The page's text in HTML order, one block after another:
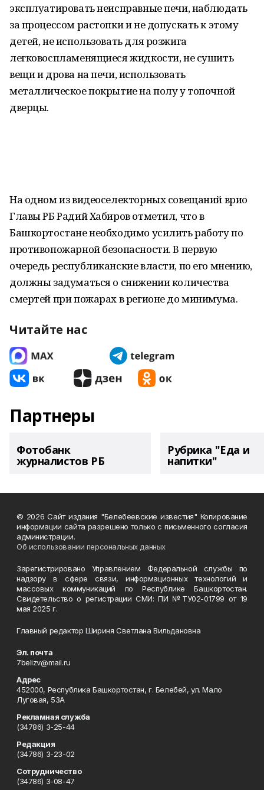
эксплуатировать неисправные печи, наблюдать
за процессом растопки и не допускать к этому
детей, не использовать для розжига
легковоспламенящиеся жидкости, не сушить
вещи и дрова на печи, использовать
металлическое покрытие на полу у топочной
дверцы.
На одном из видеоселекторных совещаний врио
Главы РБ Радий Хабиров отметил, что в
Башкортостане необходимо усилить работу по
противопожарной безопасности. В первую
очередь республиканские власти, по его мнению,
должны задуматься о снижении количества
смертей при пожарах в регионе до минимума.
Читайте нас
Партнеры
Фотобанк
журналистов РБ
Рубрика "Еда и
напитки"
© 2026 Сайт издания "Белебеевские известия" Копирование
информации сайта разрешено только с письменного согласия
администрации.
Об использовании персональных данных
Зарегистрировано Управлением Федеральной службы по
надзору в сфере связи, информационных технологий и
массовых коммуникаций по Республике Башкортостан.
Свидетельство о регистрации СМИ: ПИ №ТУ02-01799 от 19
мая 2025 г.
Главный редактор Шириня Светлана Вильдановна
Эл. почта
7belizv@mail.ru
Адрес
452000, Республика Башкортостан, г. Белебей, ул. Мало
Луговая, 53А
Рекламная служба
(34786) 3-25-44
Редакция
(34786) 3-23-02
Сотрудничество
(34786) 3-08-47